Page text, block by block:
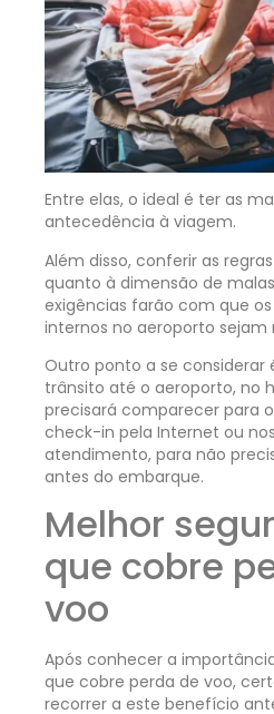
Entre elas, o ideal é ter as
antecedência à viagem.
Além disso, conferir as
quanto à dimensão de
exigências farão com que
internos no aeroporto sejam
Outro ponto a se considerar
trânsito até o aeroporto, no
precisará comparecer para o
check-in pela Internet ou
atendimento, para não
antes do embarque.
Melhor
que cobre
voo
Após conhecer a
que cobre perda de voo,
recorrer a este benefício